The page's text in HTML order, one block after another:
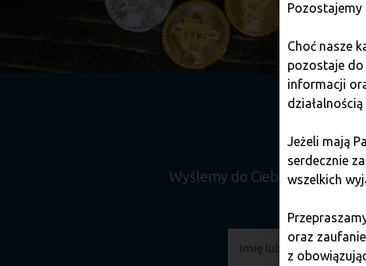
Wyślemy do Ciebie miesięczne
Pozostajemy
Choć nasze
pozostaje
informacji
Jeżeli mają
serdecznie
wszelkich
oraz
z